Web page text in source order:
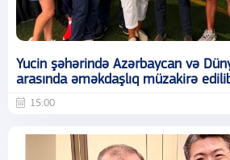
Yucin şəhərində Azərbaycan və
arasında əməkdaşlıq müzakirə
15:00